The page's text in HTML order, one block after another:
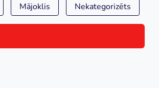
Mājoklis Nekategorizēts